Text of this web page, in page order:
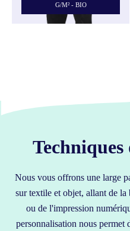
G/M² - BIO
Nous vous offrons une large
sur textile et objet, allant de
ou de l'impression
personnalisation nous permet